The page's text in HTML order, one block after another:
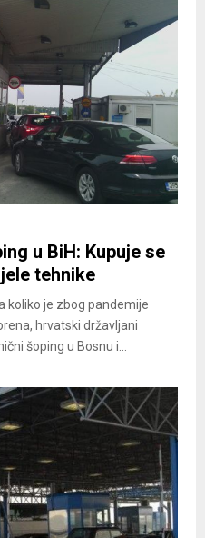
u BiH: Kupuje se
tehnike
koliko je zbog pandemije
hrvatski državljani
šoping u Bosnu i...